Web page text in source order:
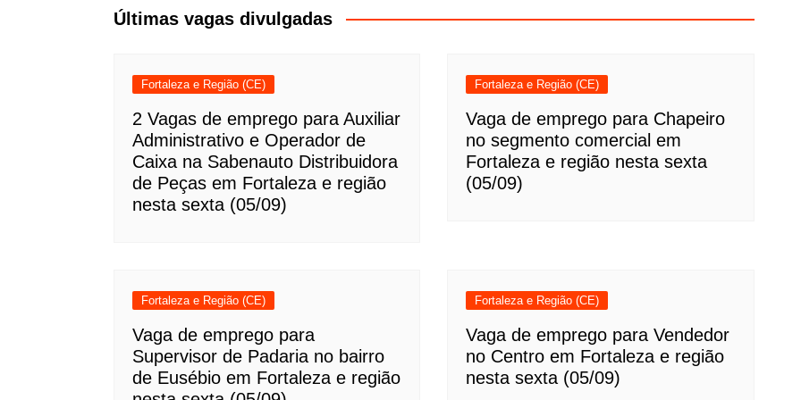
Post
Últimas vagas divulgadas
Fortaleza e Região (CE)
2 Vagas de emprego para Auxiliar
Administrativo e Operador de
Caixa na Sabenauto Distribuidora
de Peças em Fortaleza e região
nesta sexta (05/09)
Fortaleza e Região (CE)
Vaga de emprego para Chapeiro
no segmento comercial em
Fortaleza e região nesta sexta
(05/09)
Fortaleza e Região (CE)
Vaga de emprego para
Supervisor de Padaria no bairro
de Eusébio em Fortaleza e região
Fortaleza e Região (CE)
Vaga de emprego para Vendedor
no Centro em Fortaleza e região
nesta sexta (05/09)